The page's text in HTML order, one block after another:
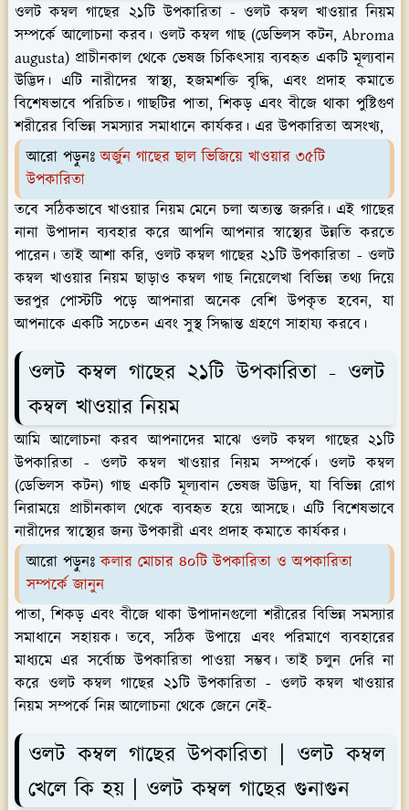
ওলট কম্বল গাছের ২১টি উপকারিতা - ওলট কম্বল খাওয়ার নিয়ম
সম্পর্কে আলোচনা করব। ওলট কম্বল গাছ (ডেভিলস কটন, Abroma
augusta) প্রাচীনকাল থেকে ভেষজ চিকিৎসায় ব্যবহৃত একটি মূল্যবান
উদ্ভিদ। এটি নারীদের স্বাস্থ্য, হজমশক্তি বৃদ্ধি, এবং প্রদাহ কমাতে
বিশেষভাবে পরিচিত। গাছটির পাতা, শিকড় এবং বীজে থাকা পুষ্টিগুণ
শরীরের বিভিন্ন সমস্যার সমাধানে কার্যকর। এর উপকারিতা অসংখ্য,
আরো পড়ুনঃঅর্জুন গাছের ছাল ভিজিয়ে খাওয়ার ৩৫টি
উপকারিতা
তবে সঠিকভাবে খাওয়ার নিয়ম মেনে চলা অত্যন্ত জরুরি। এই গাছের
নানা উপাদান ব্যবহার করে আপনি আপনার স্বাস্থ্যের উন্নতি করতে
পারেন। তাই আশা করি, ওলট কম্বল গাছের ২১টি উপকারিতা - ওলট
কম্বল খাওয়ার নিয়ম ছাড়াও কম্বল গাছ নিয়েলেখা বিভিন্ন তথ্য দিয়ে
ভরপুর পোস্টটি পড়ে আপনারা অনেক বেশি উপকৃত হবেন, যা
আপনাকে একটি সচেতন এবং সুস্থ সিদ্ধান্ত গ্রহণে সাহায্য করবে।
ওলট কম্বল গাছের ২১টি উপকারিতা - ওলট
কম্বল খাওয়ার নিয়ম
আমি আলোচনা করব আপনাদের মাঝে ওলট কম্বল গাছের ২১টি
উপকারিতা - ওলট কম্বল খাওয়ার নিয়ম সম্পর্কে। ওলট কম্বল
(ডেভিলস কটন) গাছ একটি মূল্যবান ভেষজ উদ্ভিদ, যা বিভিন্ন রোগ
নিরাময়ে প্রাচীনকাল থেকে ব্যবহৃত হয়ে আসছে। এটি বিশেষভাবে
নারীদের স্বাস্থ্যের জন্য উপকারী এবং প্রদাহ কমাতে কার্যকর।
আরো পড়ুনঃকলার মোচার ৪০টি উপকারিতা ও অপকারিতা
সম্পর্কে জানুন
পাতা, শিকড় এবং বীজে থাকা উপাদানগুলো শরীরের বিভিন্ন সমস্যার
সমাধানে সহায়ক। তবে, সঠিক উপায়ে এবং পরিমাণে ব্যবহারের
মাধ্যমে এর সর্বোচ্চ উপকারিতা পাওয়া সম্ভব। তাই চলুন দেরি না
করে ওলট কম্বল গাছের ২১টি উপকারিতা - ওলট কম্বল খাওয়ার
নিয়ম সম্পর্কে নিম্ন আলোচনা থেকে জেনে নেই-
ওলট কম্বল গাছের উপকারিতা | ওলট কম্বল
খেলে কি হয় | ওলট কম্বল গাছের গুনাগুন